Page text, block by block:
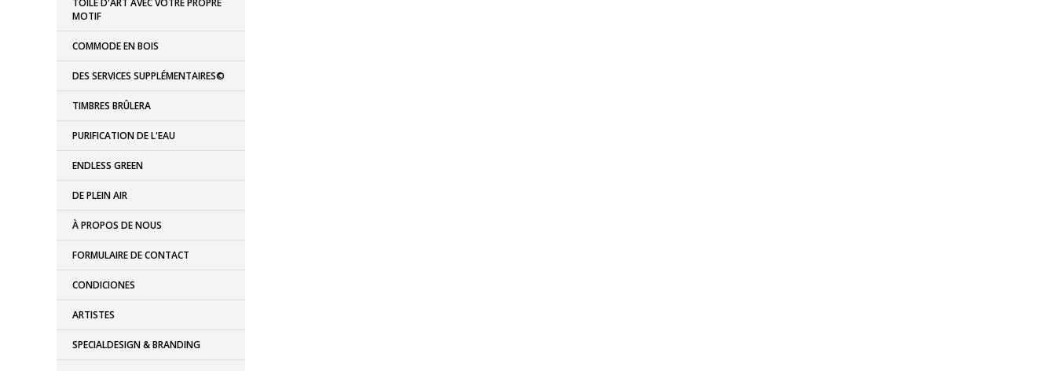
TOILE D'ART AVEC VOTRE PROPRE
MOTIF
COMMODE EN BOIS
DES SERVICES SUPPLÉMENTAIRES©
TIMBRES BRÛLERA
PURIFICATION DE L'EAU
ENDLESS GREEN
DE PLEIN AIR
À PROPOS DE NOUS
FORMULAIRE DE CONTACT
CONDICIONES
ARTISTES
SPECIALDESIGN & BRANDING